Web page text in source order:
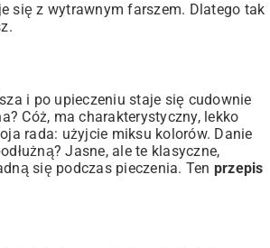
się z wytrawnym farszem. Dlatego tak
i po upieczeniu staje się cudownie
Cóż, ma charakterystyczny, lekko
rada: użyjcie miksu kolorów. Danie
Jasne, ale te klasyczne,
się podczas pieczenia. Ten przepis